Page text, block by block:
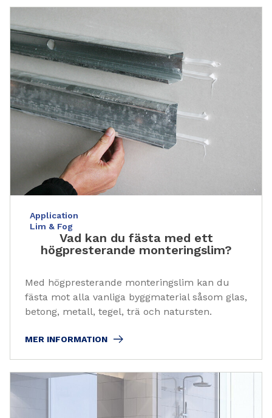
Application
Lim & Fog
Vad kan du fästa med ett
högpresterande monteringslim?
Med högpresterande monteringslim kan du
fästa mot alla vanliga byggmaterial såsom glas,
betong, metall, tegel, trä och natursten.
MER INFORMATION